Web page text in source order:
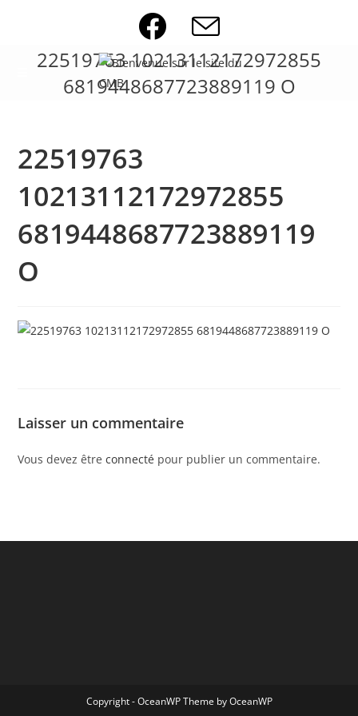
22519763 10213112172972855
6819448687723889119 O
22519763
10213112172972855
6819448687723889119
O
Laisser un commentaire
Vous devez êtreconnecté pour publier un commentaire.
Copyright - OceanWP Theme by OceanWP